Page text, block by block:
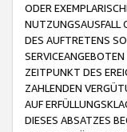
ODER
NUTZUNGSAUSFALL
DES AUFTRETENS
ZEITPUNKT DES
ZAHLENDEN
AUF
DIESES ABSATZES